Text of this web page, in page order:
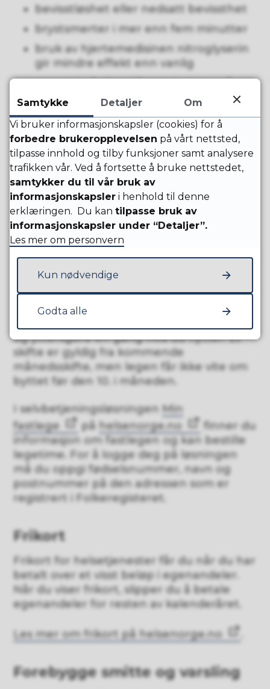
bevisstløshet eller nedsatt bevissthet
brystsmerter i mer enn fem minutter
bruk av hjertemedisinen nitroglyserin
gir mindre effekt enn vanlig
uventet ubehag i brystet, generell
uvelhet og kvalme
Slik får du fastlege
Du finner fastlege på helsenorge.no
Du kan selv velge hvilken lege du vil
ha som fastlege, men legen må ha
ledig kapasitet og være med i
fastlegeordningen.
under 16 år, velger du også fastlege
for barnet ditt.
og ytterligere én gang hvis du flytter. Et
skifte er gyldig fra kommende
månedsskifte, men legen får ikke vite om
byttet før den 10. i måneden.
I selvbetjeningsløsningen Min
fastlege
på helsenorge.no
finner du
informasjon om fastlegen og kan bestille
legetime. For å logge deg på løsningen
må du oppgi fødselsnummer, navn og
postnummer på den adressen som er
registrert i Folkeregisteret.
Frikort
Frikort for helsetjenester får du når du har
betalt over et visst beløp i egenandeler.
Når du viser frikort, slipper du å betale
egenandeler for resten av kalenderåret.
Les mer om frikort på helsenorge.no
Forebygge smitte og varsling
Samtykke Detaljer
Om
Vi bruker informasjonskapsler (cookies) for å
forbedre brukeropplevelsen på vårt nettsted,
tilpasse innhold og tilby funksjoner samt analysere
trafikken vår. Ved å fortsette å bruke nettstedet,
samtykker du til vår bruk av
informasjonskapsler i henhold til denne
erklæringen. Du kan tilpasse bruk av
informasjonskapsler under “Detaljer”.
Les mer om personvern
Kun nødvendige
Godta alle